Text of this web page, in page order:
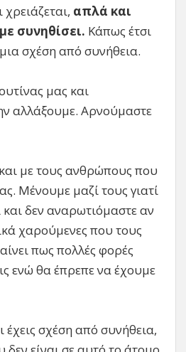
απλά και
συνηθίσει. Κάπως έτσι
σχέση από συνήθεια.
μας και
αλλάξουμε. Αρνούμαστε
με τους ανθρώπους που
Μένουμε μαζί τους γιατί
και δεν αναρωτιόμαστε αν
χαρούμενες που τους
πως πολλές φορές
ενώ θα έπρεπε να έχουμε
έχεις σχέση από συνήθεια,